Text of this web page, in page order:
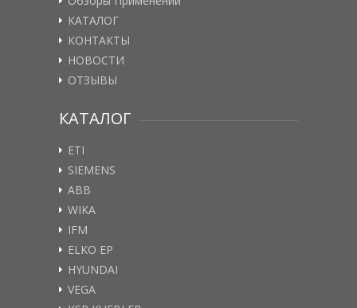
КАТАЛОГ
КОНТАКТЫ
НОВОСТИ
ОТЗЫВЫ
КАТАЛОГ
ETI
SIEMENS
ABB
WIKA
IFM
ELKO EP
HYUNDAI
VEGA